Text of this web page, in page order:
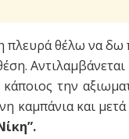
πλευρά θέλω να δω
κάποιος την
καμπάνια και μετά